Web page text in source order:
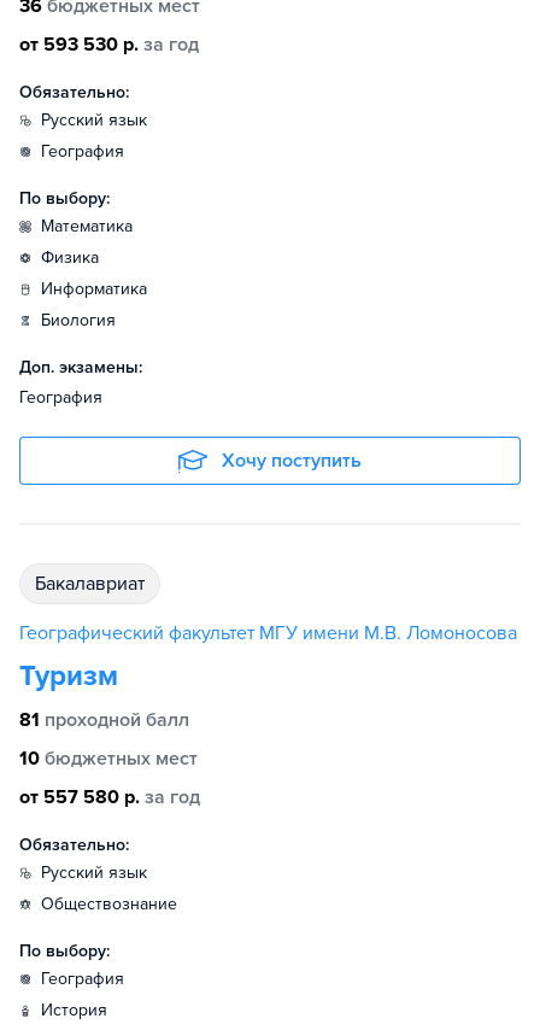
36 бюджетных мест
от 593 530 р. за год
Обязательно:
русский язык
география
По выбору:
математика
физика
информатика
биология
Доп. экзамены:
География
Хочу поступить
бакалавриат
Географический факультет МГУ имени М.В. Ломоносова
Туризм
81 проходной балл
10 бюджетных мест
от 557 580 р. за год
Обязательно:
русский язык
обществознание
По выбору:
география
история